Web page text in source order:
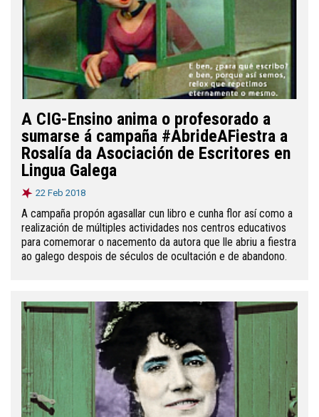
A CIG-Ensino anima o profesorado a
sumarse á campaña #AbrideAFiestra a
Rosalía da Asociación de Escritores en
Lingua Galega
22 Feb 2018
A campaña propón agasallar cun libro e cunha flor así como a
realización de múltiples actividades nos centros educativos
para comemorar o nacemento da autora que lle abriu a fiestra
ao galego despois de séculos de ocultación e de abandono.